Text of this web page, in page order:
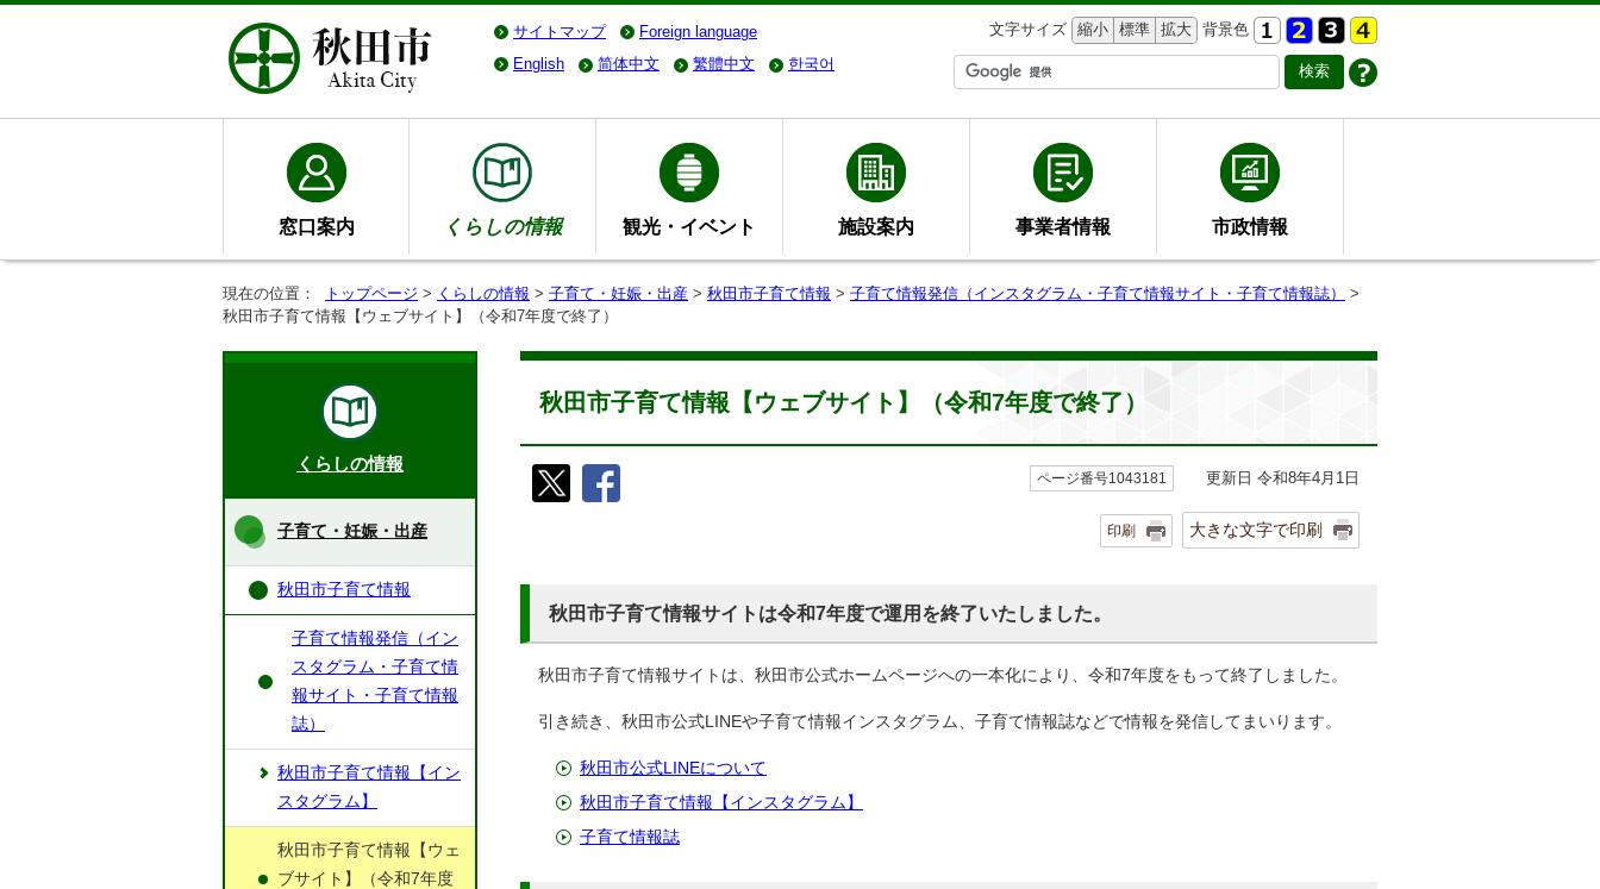
サイトマップ Foreign language 文字サイズ 縮小 標準 拡大 背景色
English
简体中文 繁體中文 한국어
窓口案内 くらしの情報 観光・イベント 施設案内 事業者情報 市政情報
現在の位置： トップページ > くらしの情報 > 子育て・妊娠・出産 > 秋田市子育て情報 > 子育て情報発信（インスタグラム・子育て情報サイト・子育て情報誌）
>
秋田市子育て情報【ウェブサイト】（令和7年度で終了）
秋田市子育て情報【ウェブサイト】（令和7年度で終了）
ページ番号1043181 更新日 令和8年4月1日
印刷 大きな文字で印刷
秋田市子育て情報サイトは令和7年度で運用を終了いたしました。
秋田市子育て情報サイトは、秋田市公式ホームページへの一本化により、令和7年度をもって終了しました。
引き続き、秋田市公式LINEや子育て情報インスタグラム、子育て情報誌などで情報を発信してまいります。
秋田市公式LINEについて
秋田市子育て情報【インスタグラム】
子育て情報誌
くらしの情報
子育て・妊娠・出産
秋田市子育て情報
子育て情報発信（イン
スタグラム・子育て情
報サイト・子育て情報
誌）
秋田市子育て情報【イン
スタグラム】
秋田市子育て情報【ウェ
ブサイト】（令和7年度